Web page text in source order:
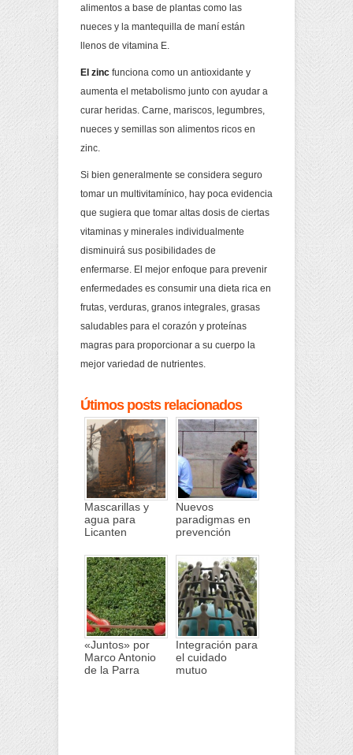
alimentos a base de plantas como las
nueces y la mantequilla de maní están
llenos de vitamina E.
El zinc funciona como un antioxidante y
aumenta el metabolismo junto con ayudar a
curar heridas. Carne, mariscos, legumbres,
nueces y semillas son alimentos ricos en
zinc.
Si bien generalmente se considera seguro
tomar un multivitamínico, hay poca evidencia
que sugiera que tomar altas dosis de ciertas
vitaminas y minerales individualmente
disminuirá sus posibilidades de
enfermarse. El mejor enfoque para prevenir
enfermedades es consumir una dieta rica en
frutas, verduras, granos integrales, grasas
saludables para el corazón y proteínas
magras para proporcionar a su cuerpo la
mejor variedad de nutrientes.
Útimos posts relacionados
Mascarillas y
agua para
Licanten
Nuevos
paradigmas en
prevención
«Juntos» por
Marco Antonio
de la Parra
Integración para
el cuidado
mutuo